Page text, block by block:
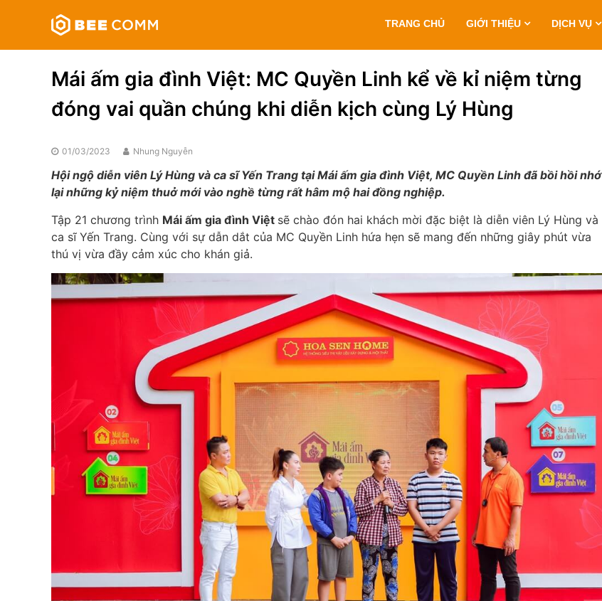
Bee
Comm
Truyền
đa
tiện
TRANG CHỦ GIỚI THIỆU DỊCH VỤ
Mái ấm gia đình Việt: MC Quyền Linh kể về kỉ niệm từng
đóng vai quần chúng khi diễn kịch cùng Lý Hùng
01/03/2023 Nhung Nguyễn
Hội ngộ diễn viên Lý Hùng và ca sĩ Yến Trang tại Mái ấm gia đình Việt, MC Quyền Linh đã bồi hồi nhớ
lại những kỷ niệm thuở mới vào nghề từng rất hâm mộ hai đồng nghiệp.
Tập 21 chương trình Mái ấm gia đình Việt sẽ chào đón hai khách mời đặc biệt là diễn viên Lý Hùng và
ca sĩ Yến Trang. Cùng với sự dẫn dắt của MC Quyền Linh hứa hẹn sẽ mang đến những giây phút vừa
thú vị vừa đầy cảm xúc cho khán giả.